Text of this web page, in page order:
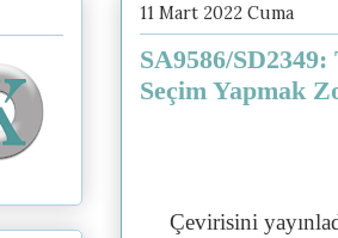
11 Mart 2022 Cuma
SA9586/
Seçim Yapmak
Çevirisini